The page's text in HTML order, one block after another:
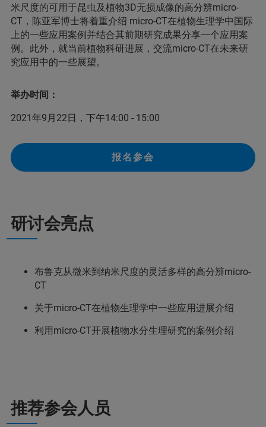
米尺度的可用于昆虫及植物3D无损成像的高分辨micro-
CT，陈亚军博士将着重介绍 micro-CT在植物生理学中国际
上的一些应用案例并结合其前期研究成果分享一个应用案
例。此外，就当前植物科研进展，交流micro-CT在未来研
究应用中的一些展望。
举办时间：
2021年9月22日，下午14:00 - 15:00
报名参会
研讨会亮点
布鲁克从微米到纳米尺度的灵活多样的高分辨micro-
CT
关于micro-CT在植物生理学中一些应用进展介绍
利用micro-CT开展植物水分生理研究的案例介绍
推荐参会人员